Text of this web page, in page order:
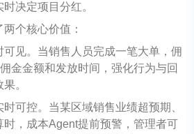
决定项目分红。
个核心价值：
可见。当销售人员完成一笔大单，佣
金金额和发放时间，强化行为与回
。
时可控。当某区域销售业绩超预期、
时，成本Agent提前预警，管理者可